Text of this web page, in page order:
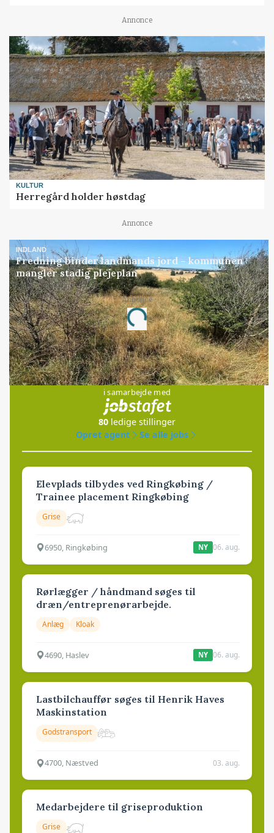
Annonce
KULTUR
Herregård holder høstdag
Annonce
INDLAND
Fredning binder landmands jord – kommunen
mangler stadig plejeplan
Annonce
Loading...
Jobs
i samarbejde med
80 ledige stillinger
Opret agent
Se alle jobs
Elevplads tilbydes ved Ringkøbing /
Trainee placement Ringkøbing
Grise
6950, Ringkøbing NY 06. aug.
Rørlægger / håndmand søges til
dræn/entreprenørarbejde.
Anlæg Kloak
4690, Haslev NY 06. aug.
Lastbilchauffør søges til Henrik Haves
Maskinstation
Godstransport
4700, Næstved 03. aug.
Medarbejdere til griseproduktion
Grise